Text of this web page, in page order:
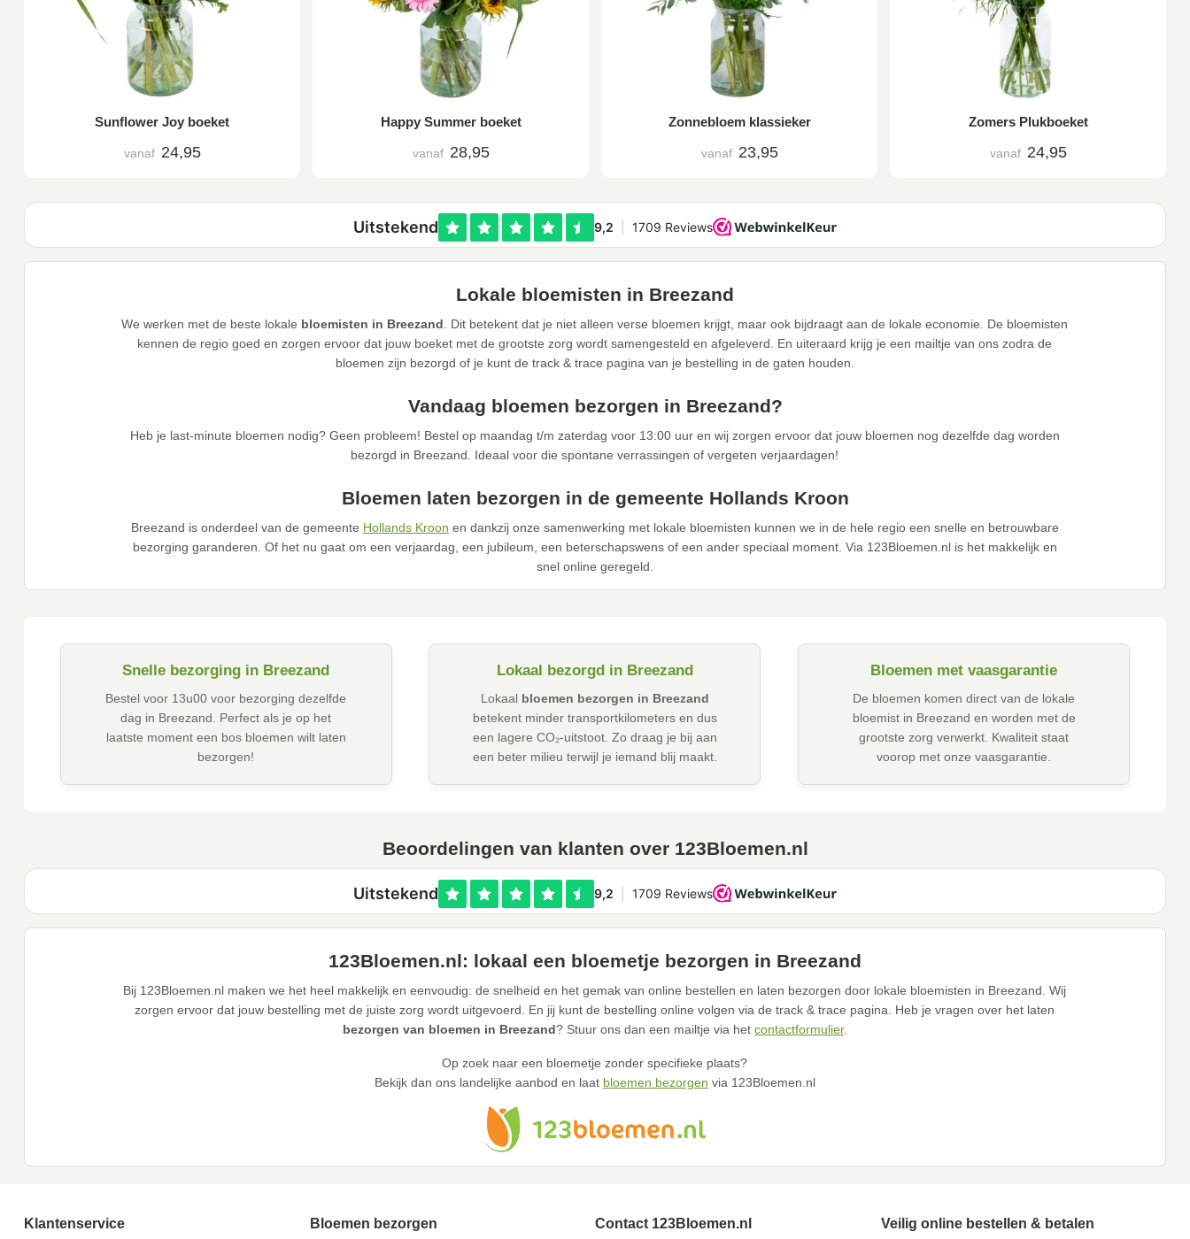
Sunflower Joy boeket
vanaf 24,95
Happy Summer boeket
vanaf 28,95
Zonnebloem klassieker
vanaf 23,95
Zomers Plukboeket
vanaf 24,95
Lokale bloemisten in Breezand
We werken met de beste lokale bloemisten in Breezand . Dit betekent dat je niet alleen verse bloemen krijgt, maar ook bijdraagt aan de lokale economie. De bloemisten
kennen de regio goed en zorgen ervoor dat jouw boeket met de grootste zorg wordt samengesteld en afgeleverd. En uiteraard krijg je een mailtje van ons zodra de
bloemen zijn bezorgd of je kunt de track & trace pagina van je bestelling in de gaten houden.
Vandaag bloemen bezorgen in Breezand?
Heb je last-minute bloemen nodig? Geen probleem! Bestel op maandag t/m zaterdag voor 13:00 uur en wij zorgen ervoor dat jouw bloemen nog dezelfde dag worden
bezorgd in Breezand. Ideaal voor die spontane verrassingen of vergeten verjaardagen!
Bloemen laten bezorgen in de gemeente Hollands Kroon
Breezand is onderdeel van de gemeente Hollands Kroon en dankzij onze samenwerking met lokale bloemisten kunnen we in de hele regio een snelle en betrouwbare
bezorging garanderen. Of het nu gaat om een verjaardag, een jubileum, een beterschapswens of een ander speciaal moment. Via 123Bloemen.nl is het makkelijk en
snel online geregeld.
Snelle bezorging in Breezand
Bestel voor 13u00 voor bezorging dezelfde
dag in Breezand. Perfect als je op het
laatste moment een bos bloemen wilt laten
bezorgen!
Lokaal bezorgd in Breezand
Lokaal bloemen bezorgen in Breezand
betekent minder transportkilometers en dus
een lagere CO₂-uitstoot. Zo draag je bij aan
een beter milieu terwijl je iemand blij maakt.
Bloemen met vaasgarantie
De bloemen komen direct van de lokale
bloemist in Breezand en worden met de
grootste zorg verwerkt. Kwaliteit staat
voorop met onze vaasgarantie.
Beoordelingen van klanten over 123Bloemen.nl
123Bloemen.nl: lokaal een bloemetje bezorgen in Breezand
Bij 123Bloemen.nl maken we het heel makkelijk en eenvoudig: de snelheid en het gemak van online bestellen en laten bezorgen door lokale bloemisten in Breezand. Wij
zorgen ervoor dat jouw bestelling met de juiste zorg wordt uitgevoerd. En jij kunt de bestelling online volgen via de track & trace pagina. Heb je vragen over het laten
bezorgen van bloemen in Breezand? Stuur ons dan een mailtje via het contactformulier.
Op zoek naar een bloemetje zonder specifieke plaats?
Bekijk dan ons landelijke aanbod en laat bloemen bezorgen via 123Bloemen.nl
Klantenservice Bloemen bezorgen Contact 123Bloemen.nl Veilig online bestellen & betalen